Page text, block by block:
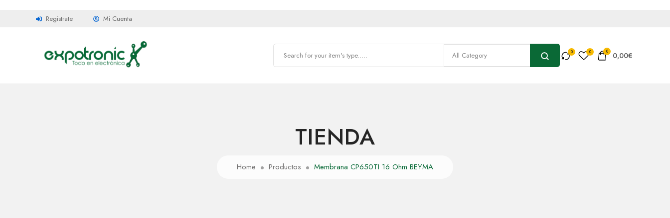
Registrate Mi Cuenta
0 0,00€
TIENDA
Home Productos Membrana CP650TI 16 Ohm BEYMA